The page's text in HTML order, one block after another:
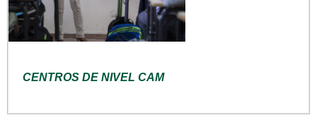
CENTROS DE NIVEL CAM